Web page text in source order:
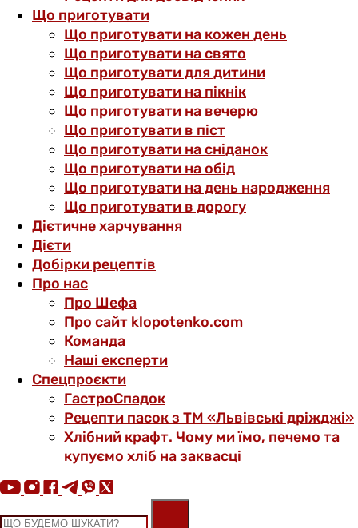
Що приготувати
Що приготувати на кожен день
Що приготувати на свято
Що приготувати для дитини
Що приготувати на пікнік
Що приготувати на вечерю
Що приготувати в піст
Що приготувати на сніданок
Що приготувати на обід
Що приготувати на день народження
Що приготувати в дорогу
Дієтичне харчування
Дієти
Добірки рецептів
Про нас
Про Шефа
Про сайт klopotenko.com
Команда
Наші експерти
Спецпроєкти
ГастроСпадок
Рецепти пасок з ТМ «Львівські дріжджі»
Хлібний крафт. Чому ми їмо, печемо та
купуємо хліб на заквасці